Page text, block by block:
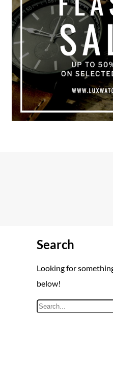
Search
Looking for
below!
A